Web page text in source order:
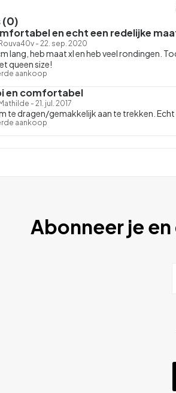
(0)
en echt een redelijke
Rouva40v - 22. sep. 2020
lang, heb maat xl en heb veel rondingen.
queen size!
aankoop
en comfortabel
Mathilde - 21. jul. 2017
te dragen/gemakkelijk aan te trekken.
aankoop
Abonneer je